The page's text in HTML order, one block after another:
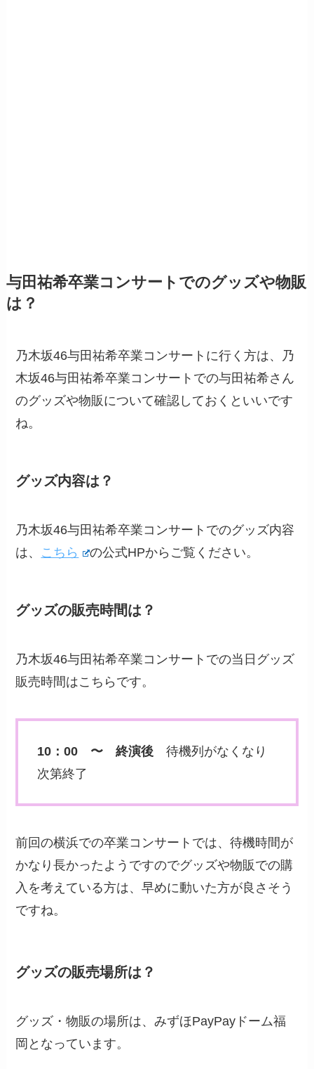
与田祐希卒業コンサートでのグッズや物販
は？
乃木坂46与田祐希卒業コンサートに行く方は、乃
木坂46与田祐希卒業コンサートでの与田祐希さん
のグッズや物販について確認しておくといいです
ね。
グッズ内容は？
乃木坂46与田祐希卒業コンサートでのグッズ内容
は、 こちら の公式HPからご覧ください。
グッズの販売時間は？
乃木坂46与田祐希卒業コンサートでの当日グッズ
販売時間はこちらです。
10：00 〜 終演後 待機列がなくなり
次第終了
前回の横浜での卒業コンサートでは、待機時間が
かなり長かったようですのでグッズや物販での購
入を考えている方は、早めに動いた方が良さそう
ですね。
グッズの販売場所は？
グッズ・物販の場所は、みずほPayPayドーム福
岡となっています。